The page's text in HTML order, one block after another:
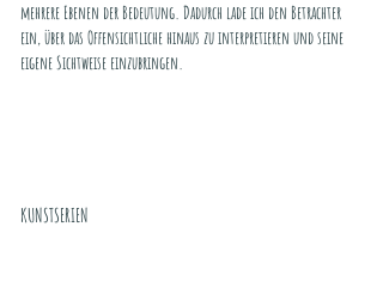
mehrere Ebenen der Bedeutung. Dadurch lade ich den Betrachter
ein, über das Offensichtliche hinaus zu interpretieren und seine
eigene Sichtweise einzubringen.
KUNSTSERIEN